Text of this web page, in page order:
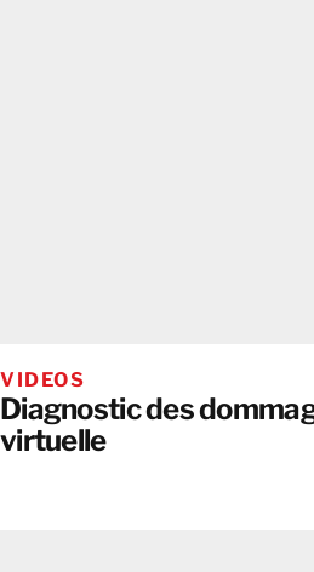
VIDEOS
Diagnostic des
virtuelle